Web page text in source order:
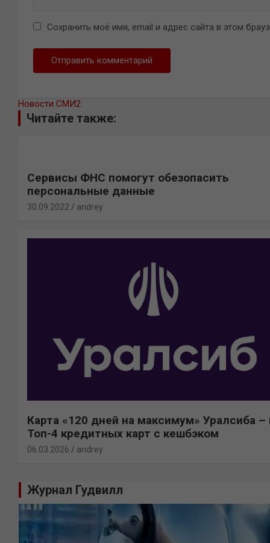
Сохранить моё имя, email и адрес сайта в этом
Новости СМИ2
Читайте также:
Сервисы ФНС помогут обезопасить
персональные данные
30.09.2022 andrey
Карта «120 дней на максимум» Уралсиба –
Топ-4 кредитных карт с кешбэком
06.03.2026 andrey
Журнал Гудвилл